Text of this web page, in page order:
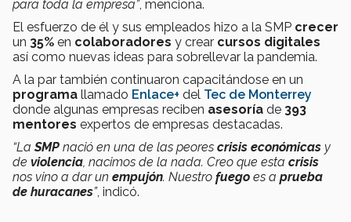
para toda la empresa”, menciona.
El esfuerzo de él y sus empleados hizo a la SMP crecer
un 35% en colaboradores y crear cursos digitales
así como nuevas ideas para sobrellevar la pandemia.
A la par también continuaron capacitándose en un
programa llamado Enlace+ del Tec de Monterrey
donde algunas empresas reciben asesoría de 393
mentores expertos de empresas destacadas.
“LaSMP nació en una de las peores crisis económicas y
de violencia , nacimos de la nada. Creo que esta crisis
nos vino a dar un empujón. Nuestro fuego es a prueba
de huracanes”, indicó.